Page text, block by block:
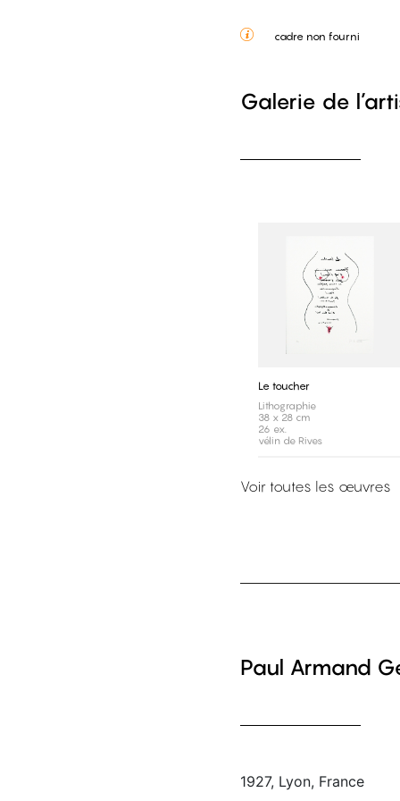
cadre non fourni
Galerie de
Le toucher
Lithographie
38 x 28 cm
26 ex.
vélin de Rives
Voir toutes les œuvres
Paul Armand
1927, Lyon, France